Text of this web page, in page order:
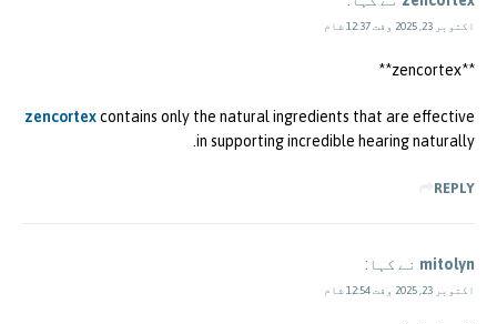
اکتوبر 23, 2025 وقت 12:37 شام
**zencortex**
zencortexcontains only the natural ingredients that are effective
in supporting incredible hearing naturally.
REPLY
mitolyn نے کہا:
اکتوبر 23, 2025 وقت 12:54 شام